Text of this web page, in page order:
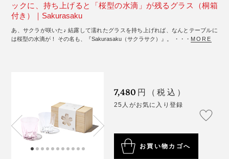
ックに、持ち上げると「桜型の水滴」が残るグラス（桐箱
付き）｜Sakurasaku
あ、サクラが咲いた♪ 結露して濡れたグラスを持ち上げれば、なんとテーブルに
は桜型の水滴が！ その名も、『Sakurasaku（サクラサク）』。 ・・・ MORE
7,480 円（税込）
25人がお気に入り登録
お買い物カゴへ